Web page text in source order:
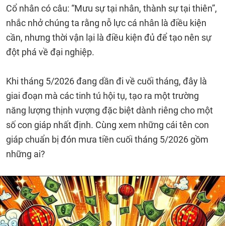
Cổ nhân có câu: “Mưu sự tại nhân, thành sự tại thiên”,
nhắc nhở chúng ta rằng nỗ lực cá nhân là điều kiện
cần, nhưng thời vận lại là điều kiện đủ để tạo nên sự
đột phá về đại nghiệp.
Khi tháng 5/2026 đang dần đi về cuối tháng, đây là
giai đoạn mà các tinh tú hội tụ, tạo ra một trường
năng lượng thịnh vượng đặc biệt dành riêng cho một
số con giáp nhất định. Cùng xem những cái tên con
giáp chuẩn bị đón mưa tiền cuối tháng 5/2026 gồm
những ai?